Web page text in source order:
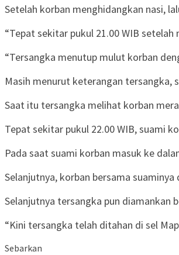
Setelah korban menghidangkan nasi,
“Tepat sekitar pukul 21.00 WIB
“Tersangka menutup mulut korban
Masih menurut keterangan tersangka,
Saat itu tersangka melihat korban
Tepat sekitar pukul 22.00 WIB, suami
Pada saat suami korban masuk ke
Selanjutnya, korban bersama
Selanjutnya tersangka pun diamankan
“Kini tersangka telah ditahan di sel
Sebarkan